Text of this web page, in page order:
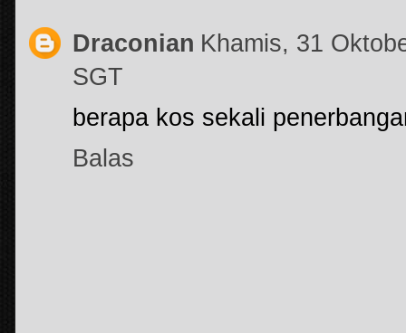
Draconian Khamis, 31
SGT
berapa kos sekali
Balas